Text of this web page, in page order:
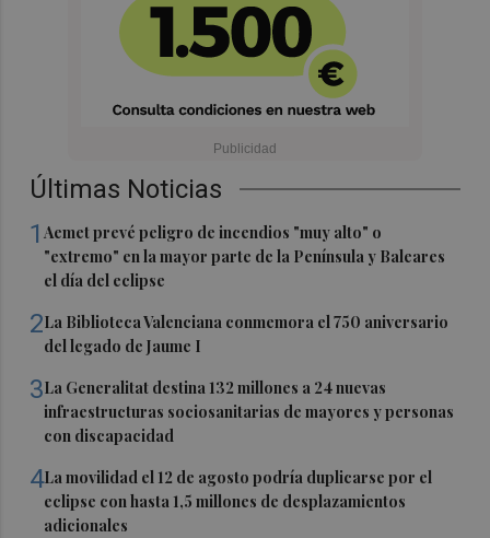
Últimas Noticias
1Aemet prevé peligro de incendios "muy alto" o
"extremo" en la mayor parte de la Península y Baleares
el día del eclipse
2La Biblioteca Valenciana conmemora el 750 aniversario
del legado de Jaume I
3La Generalitat destina 132 millones a 24 nuevas
infraestructuras sociosanitarias de mayores y personas
con discapacidad
4La movilidad el 12 de agosto podría duplicarse por el
eclipse con hasta 1,5 millones de desplazamientos
adicionales